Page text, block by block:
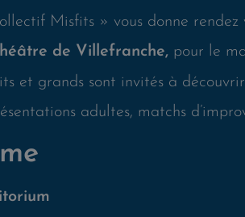
Misfits » vous donne rendez
de Villefranche, pour le
et grands sont invités à
adultes, matchs